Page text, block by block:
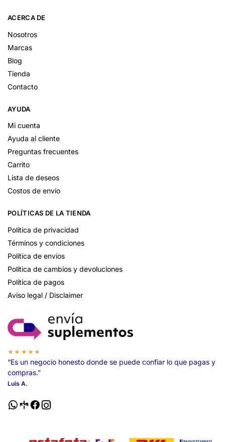
ACERCA DE
Nosotros
Marcas
Blog
Tienda
Contacto
AYUDA
Mi cuenta
Ayuda al cliente
Preguntas frecuentes
Carrito
Lista de deseos
Costos de envío
POLÍTICAS DE LA TIENDA
Política de privacidad
Términos y condiciones
Política de envíos
Política de cambios y devoluciones
Política de pagos
Aviso legal / Disclaimer
★★★★★
“Es un negocio honesto donde se puede confiar lo que pagas y
compras.”
Luis A.